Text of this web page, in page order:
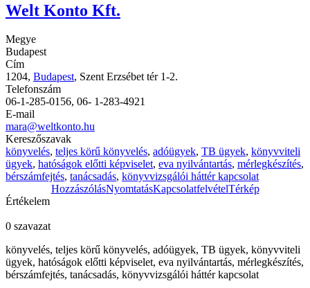
Welt Konto Kft.
Megye
Budapest
Cím
1204, Budapest, Szent Erzsébet tér 1-2.
Telefonszám
06-1-285-0156, 06- 1-283-4921
E-mail
mara@weltkonto.hu
Kereszőszavak
könyvelés, teljes körű könyvelés, adóügyek, TB ügyek, könyvviteli
ügyek, hatóságok előtti képviselet, eva nyilvántartás, mérlegkészítés,
bérszámfejtés, tanácsadás, könyvvizsgálói háttér kapcsolat
HozzászólásNyomtatásKapcsolatfelvételTérkép
Értékelem
0 szavazat
könyvelés, teljes körű könyvelés, adóügyek, TB ügyek, könyvviteli
ügyek, hatóságok előtti képviselet, eva nyilvántartás, mérlegkészítés,
bérszámfejtés, tanácsadás, könyvvizsgálói háttér kapcsolat